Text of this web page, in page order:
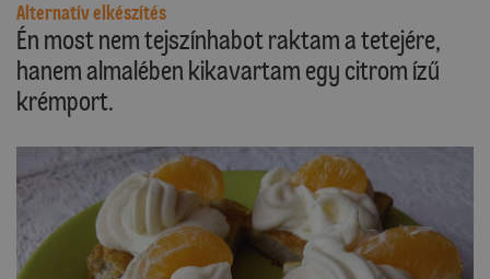
Alternatív elkészítés
Én most nem tejszínhabot raktam a tetejére,
hanem almalében kikavartam egy citrom ízű
krémport.